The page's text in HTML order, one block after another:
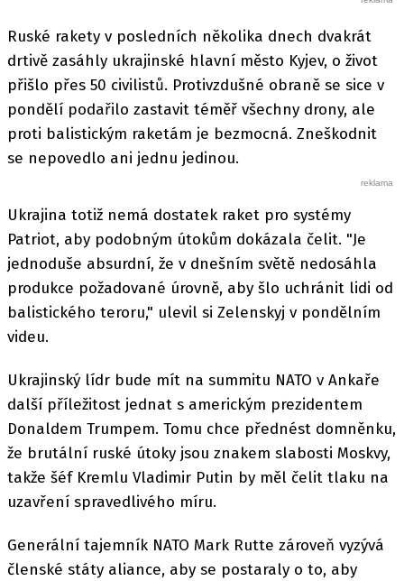
Ruské rakety v posledních několika dnech dvakrát
drtivě zasáhly ukrajinské hlavní město Kyjev, o život
přišlo přes 50 civilistů. Protivzdušné obraně se sice v
pondělí podařilo zastavit téměř všechny drony, ale
proti balistickým raketám je bezmocná. Zneškodnit
se nepovedlo ani jednu jedinou.
Ukrajina totiž nemá dostatek raket pro systémy
Patriot, aby podobným útokům dokázala čelit. "Je
jednoduše absurdní, že v dnešním světě nedosáhla
produkce požadované úrovně, aby šlo uchránit lidi od
balistického teroru," ulevil si Zelenskyj v pondělním
videu.
Ukrajinský lídr bude mít na summitu NATO v Ankaře
další příležitost jednat s americkým prezidentem
Donaldem Trumpem. Tomu chce přednést domněnku,
že brutální ruské útoky jsou znakem slabosti Moskvy,
takže šéf Kremlu Vladimir Putin by měl čelit tlaku na
uzavření spravedlivého míru.
Generální tajemník NATO Mark Rutte zároveň vyzývá
členské státy aliance, aby se postaraly o to, aby